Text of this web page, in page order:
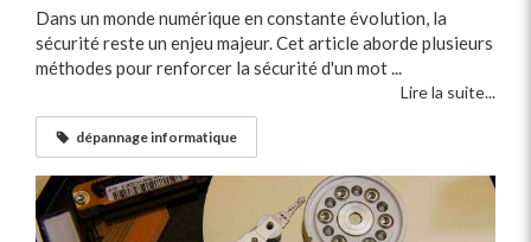
Dans un monde numérique en constante évolution, la
sécurité reste un enjeu majeur. Cet article aborde plusieurs
méthodes pour renforcer la sécurité d'un mot ...
Lire la suite...
dépannage informatique